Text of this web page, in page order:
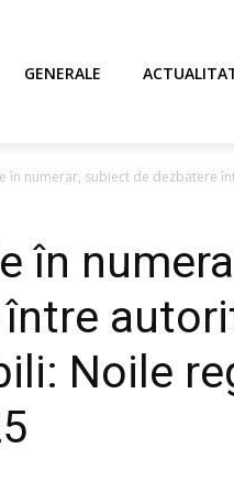
GENERALE
în numerar, subiect de dezbatere
în
Noile